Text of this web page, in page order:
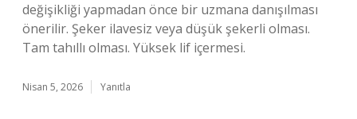
değişikliği yapmadan önce bir uzmana danışılması
önerilir. Şeker ilavesiz veya düşük şekerli olması.
Tam tahıllı olması. Yüksek lif içermesi.
Nisan 5, 2026 Yanıtla